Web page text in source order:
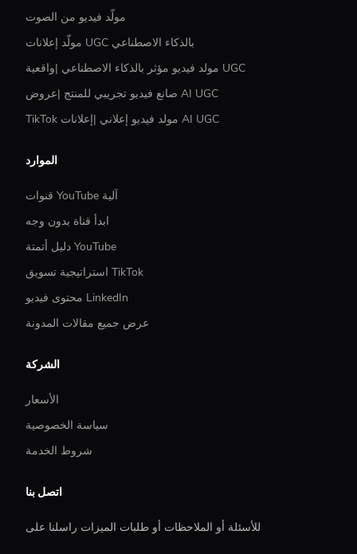
مولّد فيديو من الصوت
مولّد إعلانات UGC بالذكاء الاصطناعي
مولد فيديو مؤثر بالذكاء الاصطناعي |واقعية UGC
صانع فيديو تجريبي للمنتج |عروض AI UGC
TikTok مولد فيديو إعلاني |إعلانات AI UGC
الموارد
قنوات YouTube آلية
ابدأ قناة بدون وجه
دليل أتمتة YouTube
استراتيجية تسويق TikTok
محتوى فيديو LinkedIn
عرض جميع مقالات المدونة
الشركة
الأسعار
سياسة الخصوصية
شروط الخدمة
اتصل بنا
للأسئلة أو الملاحظات أو طلبات الميزات راسلنا على